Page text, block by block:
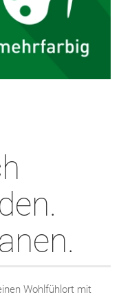
Wohlfühlort mit